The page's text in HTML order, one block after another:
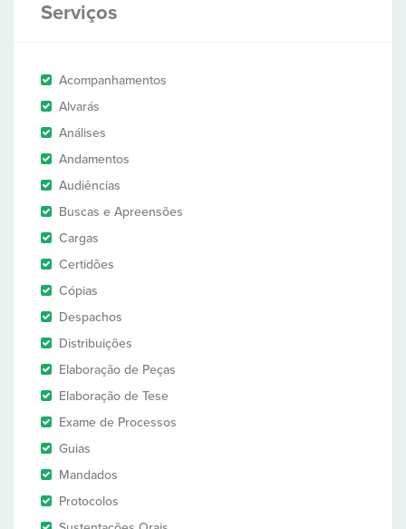
Serviços
Acompanhamentos
Alvarás
Análises
Andamentos
Audiências
Buscas e Apreensões
Cargas
Certidões
Cópias
Despachos
Distribuições
Elaboração de Peças
Elaboração de Tese
Exame de Processos
Guias
Mandados
Protocolos